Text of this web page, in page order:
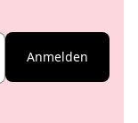
Anmelden